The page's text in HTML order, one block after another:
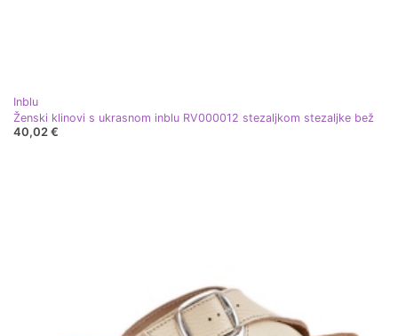
Inblu
Ženski klinovi s ukrasnom inblu RV000012 stezaljkom stezaljke bež
40,02 €